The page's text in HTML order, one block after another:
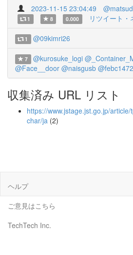
2023-11-15 23:04:49
1 8 0.000 リツイート
1 @09kimri26
7 @kurosuke_logi
@Face__door @naisgusb
収集済み URL リスト
https://www.jstage.jst.go.jp/
char/ja (2)
ヘルプ
ご意見はこちら
TechTech Inc.